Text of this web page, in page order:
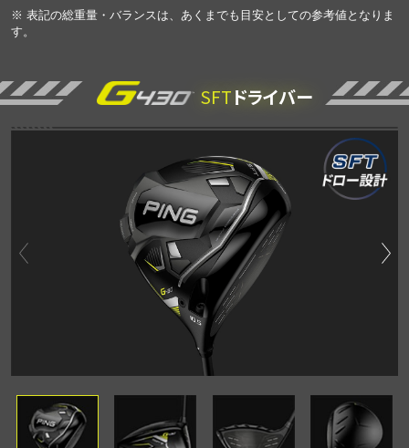
※ 表記の総重量・バランスは、あくまでも目安としての参考値となりま
す。
SFTドライバー